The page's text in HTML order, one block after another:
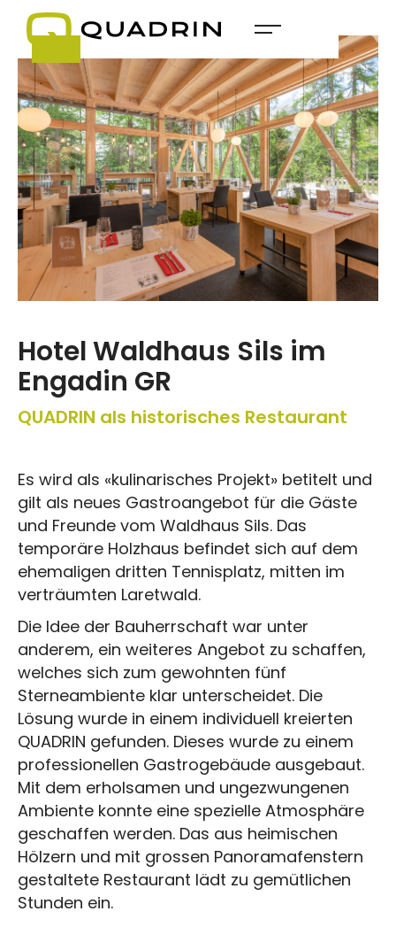
Hotel Waldhaus Sils im
Engadin GR
QUADRIN als historisches Restaurant
Es wird als «kulinarisches Projekt» betitelt und
gilt als neues Gastroangebot für die Gäste
und Freunde vom Waldhaus Sils. Das
temporäre Holzhaus befindet sich auf dem
ehemaligen dritten Tennisplatz, mitten im
verträumten Laretwald.
Die Idee der Bauherrschaft war unter
anderem, ein weiteres Angebot zu schaffen,
welches sich zum gewohnten fünf
Sterneambiente klar unterscheidet. Die
Lösung wurde in einem individuell kreierten
QUADRIN gefunden. Dieses wurde zu einem
professionellen Gastrogebäude ausgebaut.
Mit dem erholsamen und ungezwungenen
Ambiente konnte eine spezielle Atmosphäre
geschaffen werden. Das aus heimischen
Hölzern und mit grossen Panoramafenstern
gestaltete Restaurant lädt zu gemütlichen
Stunden ein.